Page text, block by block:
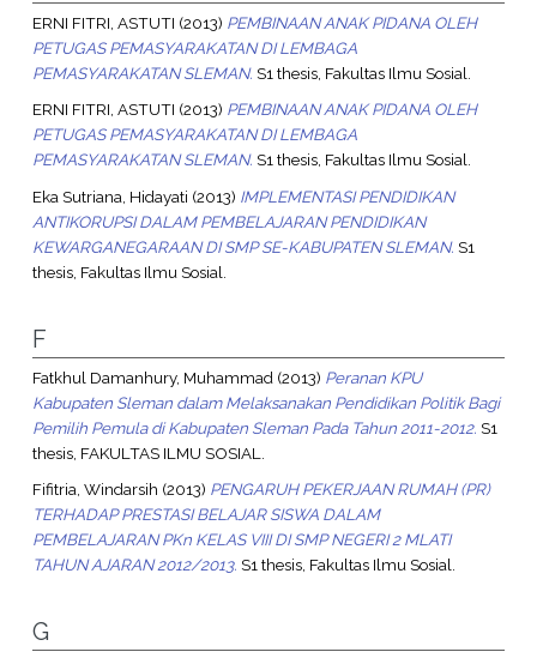
ERNI FITRI, ASTUTI (2013) PEMBINAAN ANAK PIDANA OLEH
PETUGAS PEMASYARAKATAN DI LEMBAGA
PEMASYARAKATAN SLEMAN. S1 thesis, Fakultas Ilmu Sosial.
ERNI FITRI, ASTUTI (2013) PEMBINAAN ANAK PIDANA OLEH
PETUGAS PEMASYARAKATAN DI LEMBAGA
PEMASYARAKATAN SLEMAN. S1 thesis, Fakultas Ilmu Sosial.
Eka Sutriana, Hidayati (2013) IMPLEMENTASI PENDIDIKAN
ANTIKORUPSI DALAM PEMBELAJARAN PENDIDIKAN
KEWARGANEGARAAN DI SMP SE-KABUPATEN SLEMAN. S1
thesis, Fakultas Ilmu Sosial.
F
Fatkhul Damanhury, Muhammad (2013) Peranan KPU
Kabupaten Sleman dalam Melaksanakan Pendidikan Politik Bagi
Pemilih Pemula di Kabupaten Sleman Pada Tahun 2011-2012. S1
thesis, FAKULTAS ILMU SOSIAL.
Fifitria, Windarsih (2013) PENGARUH PEKERJAAN RUMAH (PR)
TERHADAP PRESTASI BELAJAR SISWA DALAM
PEMBELAJARAN PKn KELAS VIII DI SMP NEGERI 2 MLATI
TAHUN AJARAN 2012/2013. S1 thesis, Fakultas Ilmu Sosial.
G